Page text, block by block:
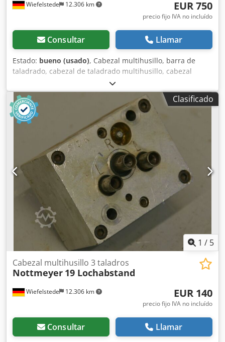
Wiefelstede 12.306 km EUR 750
precio fijo IVA no incluído
Consultar Llamar
Estado: bueno (usado), Cabezal multihusillo, barra de
taladrado, cabezal de taladrado multihusillo, cabezal
multihusillo articulado, taladradora de múltiples husillos
en línea, cabezal de taladrado para espigas, taladradora
para espigas, transmisión de taladrado Cjdpfx Asb A R
Igeguorf -Cantidad: máx. 19 brocas -Portabrocas: M8 -
Rotación: alterna, en sentido horario/antihorario -Distancia
entre brocas: 32 mm -Cantidad: 2 cabezales de taladrado
disponibles -Precio: por unidad -Dimensiones: 635/75/A100
mm -Peso: 10 kg
Clasificado
1 / 5
Wiefelstede 12.306 km
Cabezal multihusillo 3 taladros
Nottmeyer 19 Lochabstand
EUR 140
precio fijo IVA no incluído
Consultar Llamar